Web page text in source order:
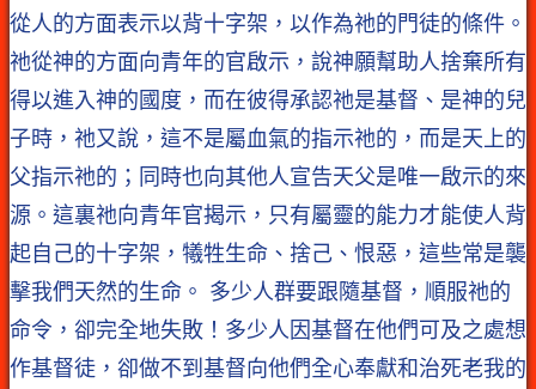
從人的方面表示以背十字架，以作為祂的門徒的條件。
祂從神的方面向青年的官啟示，說神願幫助人捨棄所有
得以進入神的國度，而在彼得承認祂是基督、是神的兒
子時，祂又說，這不是屬血氣的指示祂的，而是天上的
父指示祂的；同時也向其他人宣告天父是唯一啟示的來
源。這裏祂向青年官揭示，只有屬靈的能力才能使人背
起自己的十字架，犧牲生命、捨己、恨惡，這些常是襲
擊我們天然的生命。 多少人群要跟隨基督，順服祂的
命令，卻完全地失敗！多少人因基督在他們可及之處想
作基督徒，卻做不到基督向他們全心奉獻和治死老我的